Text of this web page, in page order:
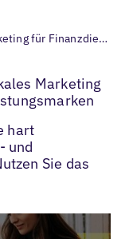
Lokales Marketing für Finanzdienstleistungen
Marketing
hart
und
Sie das